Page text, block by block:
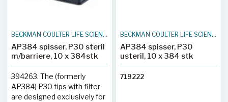
BECKMAN COULTER LIFE SCIENCES
AP384 spisser, P30 steril
m/barriere, 10 x 384stk
394263. The (formerly
AP384) P30 tips with filter
are designed exclusively for
BECKMAN COULTER LIFE SCIENCES
AP384 spisser, P30
usteril, 10 x 384 stk
719222